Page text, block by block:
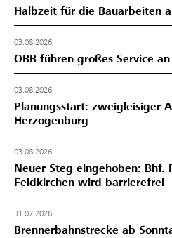
Halbzeit für die Bauarbeiten
03.08.2026
ÖBB führen großes Service
03.08.2026
Planungsstart: zweigleisiger
Herzogenburg
03.08.2026
Neuer Steg eingehoben: Bhf.
Feldkirchen wird barrierefrei
31.07.2026
Brennerbahnstrecke ab